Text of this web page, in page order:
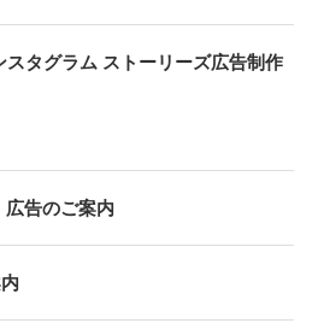
スタグラム ストーリーズ広告制作
告のご案内